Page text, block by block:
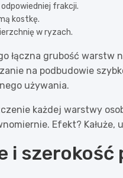
frakcji.
kostkę.
w ryzach.
łączna grubość warstw
na podbudowie
używania.
każdej warstwy
Efekt? Kałuże,
i szerokość